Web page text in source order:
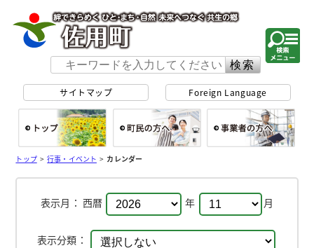
サイトマップ Foreign Language
総合トップ
トップ>行事・イベント > カレンダー
表示月： 西暦 年 月
表示分類：